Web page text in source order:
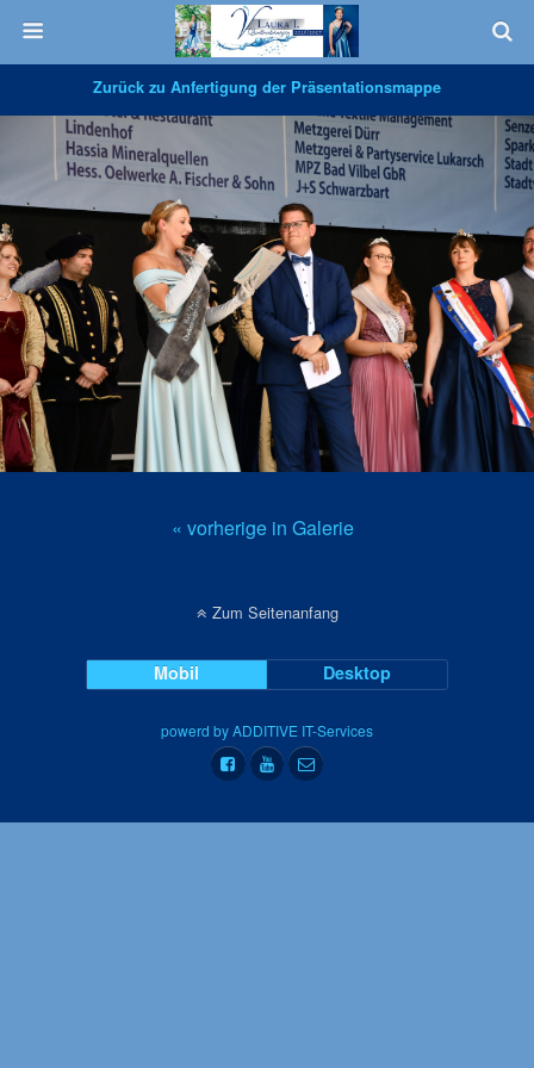
Zurück zu Anfertigung der Präsentationsmappe
« vorherige in Galerie
Zum Seitenanfang
Mobil Desktop
powerd by ADDITIVE IT-Services